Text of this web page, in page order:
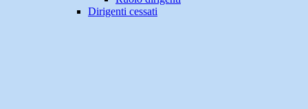
Dirigenti cessati